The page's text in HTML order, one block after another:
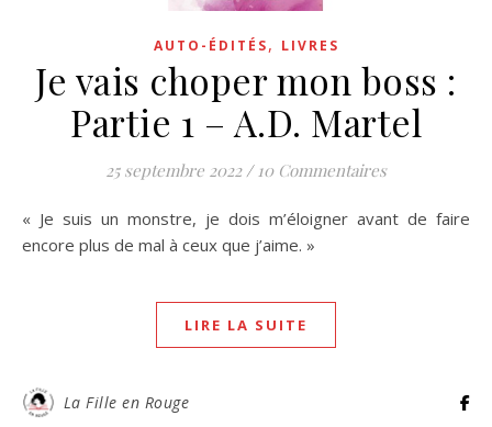
AUTO-ÉDITÉS, LIVRES
Je vais choper mon boss :
Partie 1 – A.D. Martel
25 septembre 2022 / 10 Commentaires
« Je suis un monstre, je dois m’éloigner avant de faire
encore plus de mal à ceux que j’aime. »
LIRE LA SUITE
La Fille en Rouge